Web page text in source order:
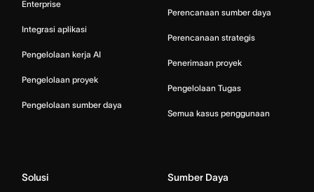
Enterprise
Integrasi aplikasi
Pengelolaan kerja AI
Pengelolaan proyek
Pengelolaan sumber daya
Perencanaan sumber daya
Perencanaan strategis
Penerimaan proyek
Pengelolaan Tugas
Semua kasus penggunaan
Solusi Sumber Daya